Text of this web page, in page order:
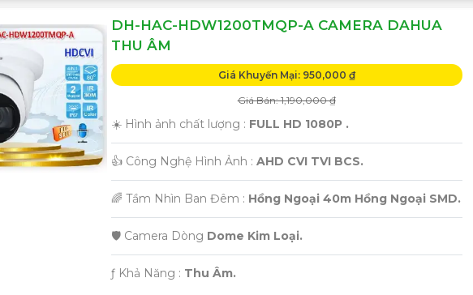
DH-HAC-HDW1200TMQP-A CAMERA DAHUA
THU ÂM
Giá Khuyến Mại: 950,000 ₫
Giá Bán: 1,190,000 ₫
☀️ Hình ảnh chất lượng : FULL HD 1080P .
👍 Công Nghệ Hình Ảnh : AHD CVI TVI BCS.
🌈 Tầm Nhìn Ban Đêm : Hồng Ngoại 40m Hồng Ngoại SMD.
🛡 Camera Dòng Dome Kim Loại.
️ƒ Khả Năng : Thu Âm.